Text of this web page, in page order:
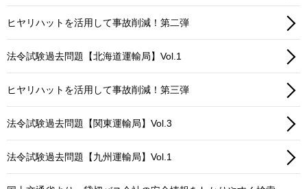
ヒヤリハットを活用して事故削減！第二弾
法令試験過去問題【北海道運輸局】Vol.1
ヒヤリハットを活用して事故削減！第三弾
法令試験過去問題【関東運輸局】Vol.3
法令試験過去問題【九州運輸局】Vol.1